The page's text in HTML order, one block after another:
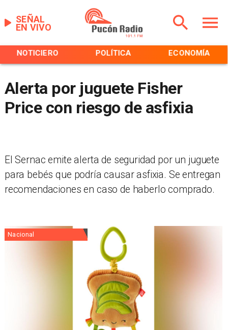
EN VIVO
SEÑAL
NOTICIERO POLÍTICA ECONOMÍA
Alerta por juguete Fisher
Price con riesgo de asfixia
El Sernac emite alerta de seguridad por un juguete
para bebés que podría causar asfixia. Se entregan
recomendaciones en caso de haberlo comprado.
Nacional